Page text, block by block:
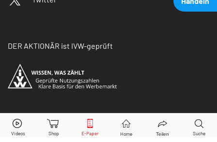
Nordex Aktie jetzt handeln?
DER AKTIONÄR ist IVW-geprüft
© Copyright 2026 Börsenmedien AG. Alle Rechte